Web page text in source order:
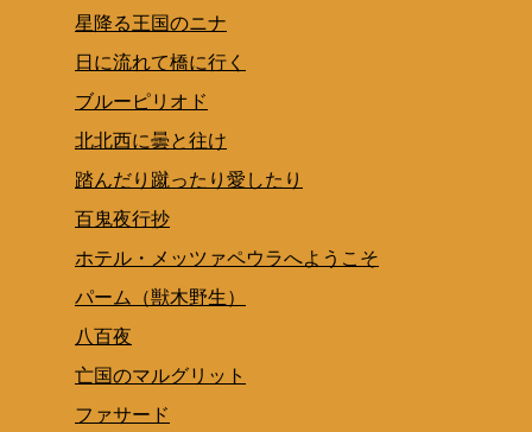
星降る王国のニナ
日に流れて橋に行く
ブルーピリオド
北北西に曇と往け
踏んだり蹴ったり愛したり
百鬼夜行抄
ホテル・メッツァペウラへようこそ
パーム（獣木野生）
八百夜
亡国のマルグリット
ファサード